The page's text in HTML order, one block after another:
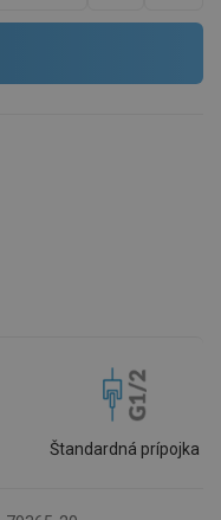
Štandardná prípojka